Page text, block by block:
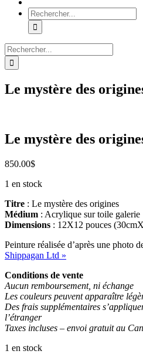
Rechercher:
Rechercher:
Le mystère des
Le mystère des
850.00$
1 en stock
Titre : Le mystère des origines
Médium : Acrylique sur toile galerie
Dimensions : 12X12 pouces
Peinture réalisée d’après une photo
Shippagan Ltd »
Conditions de vente
Aucun remboursement, ni échange
Les couleurs peuvent apparaître
Des frais supplémentaires
l’étranger
Taxes incluses – envoi gratuit au
1 en stock